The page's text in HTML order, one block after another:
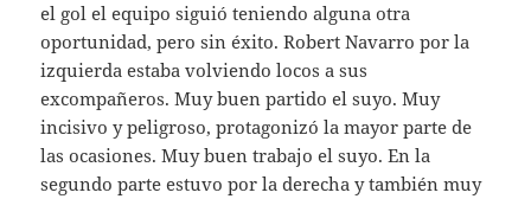
el gol el equipo siguió teniendo alguna otra
oportunidad, pero sin éxito. Robert Navarro por la
izquierda estaba volviendo locos a sus
excompañeros. Muy buen partido el suyo. Muy
incisivo y peligroso, protagonizó la mayor parte de
las ocasiones. Muy buen trabajo el suyo. En la
segundo parte estuvo por la derecha y también muy